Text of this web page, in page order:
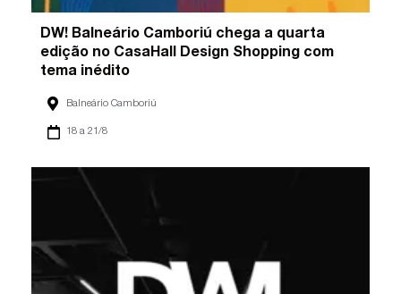
DW! Balneário Camboriú chega a quarta
edição no CasaHall Design Shopping com
tema inédito
Balneário Camboriú
18 a 21/8